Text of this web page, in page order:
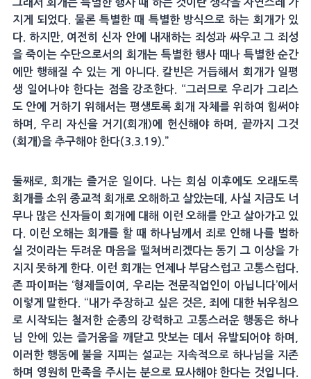
그래서 회개는 특별한 행사 때 하는 것이란 생각을 자연스레 가
지게 되었다. 물론 특별한 때 특별한 방식으로 하는 회개가 있
다. 하지만, 여전히 신자 안에 내재하는 죄성과 싸우고 그 죄성
을 죽이는 수단으로서의 회개는 특별한 행사 때나 특별한 순간
에만 행해질 수 있는 게 아니다. 칼빈은 거듭해서 회개가 일평
생 일어나야 한다는 점을 강조한다. “그러므로 우리가 그리스
도 안에 거하기 위해서는 평생토록 회개 자체를 위하여 힘써야
하며, 우리 자신을 거기(회개)에 헌신해야 하며, 끝까지 그것
(회개)을 추구해야 한다(3.3.19).”
둘째로, 회개는 즐거운 일이다. 나는 회심 이후에도 오래도록
회개를 소위 종교적 회개로 오해하고 살았는데, 사실 지금도 너
무나 많은 신자들이 회개에 대해 이런 오해를 안고 살아가고 있
다. 이런 오해는 회개를 할 때 하나님께서 죄로 인해 나를 벌하
실 것이라는 두려운 마음을 떨쳐버리겠다는 동기 그 이상을 가
지지 못하게 한다. 이런 회개는 언제나 부담스럽고 고통스럽다.
존 파이퍼는 ‘형제들이여, 우리는 전문직업인이 아닙니다’에서
이렇게 말한다. “내가 주장하고 싶은 것은, 죄에 대한 뉘우침으
로 시작되는 철저한 순종의 강력하고 고통스러운 행동은 하나
님 안에 있는 즐거움을 깨닫고 맛보는 데서 유발되어야 하며,
이러한 행동에 불을 지피는 설교는 지속적으로 하나님을 지존
하며 영원히 만족을 주시는 분으로 묘사해야 한다는 것입니다.